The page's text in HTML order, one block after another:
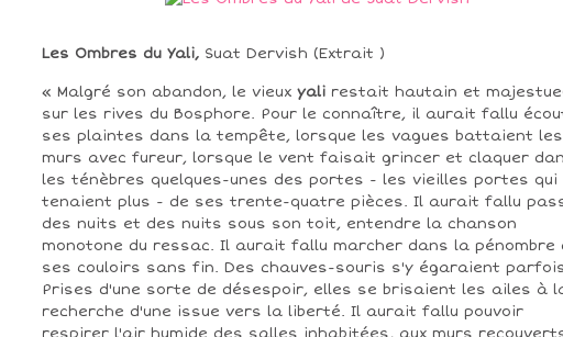
Les Ombres du Yali, Suat Dervish (Extrait )
« Malgré son abandon, le vieux yali restait hautain et
sur les rives du Bosphore. Pour le connaître, il aurait fallu
ses plaintes dans la tempête, lorsque les vagues battaient les
murs avec fureur, lorsque le vent faisait grincer et claquer
les ténèbres quelques-unes des portes - les vieilles portes qui
tenaient plus - de ses trente-quatre pièces. Il aurait fallu
des nuits et des nuits sous son toit, entendre la chanson
monotone du ressac. Il aurait fallu marcher dans la pénombre
ses couloirs sans fin. Des chauves-souris s'y égaraient
Prises d'une sorte de désespoir, elles se brisaient les ailes à
recherche d'une issue vers la liberté. Il aurait fallu pouvoir